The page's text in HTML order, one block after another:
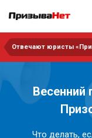
Отвечают юристы
Весенний
Что делать,